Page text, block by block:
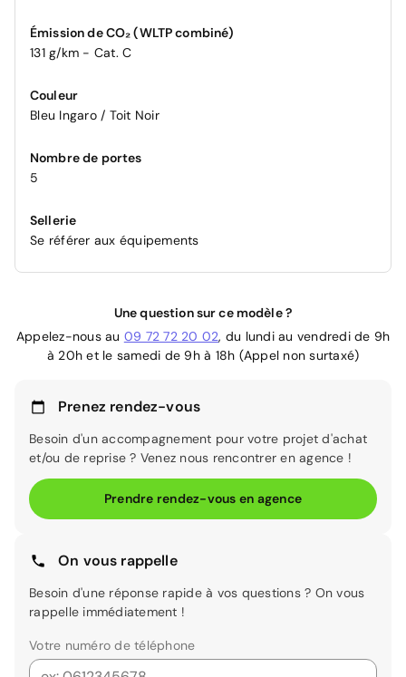
Émission de CO₂ (WLTP combiné)
131 g/km - Cat. C
Couleur
Bleu Ingaro / Toit Noir
Nombre de portes
5
Sellerie
Se référer aux équipements
Une question sur ce modèle ?
Appelez-nous au 09 72 72 20 02, du lundi au vendredi de 9h
à 20h et le samedi de 9h à 18h (Appel non surtaxé)
Prenez rendez-vous
Besoin d'un accompagnement pour votre projet d'achat
et/ou de reprise ? Venez nous rencontrer en agence !
Prendre rendez-vous en agence
On vous rappelle
Besoin d'une réponse rapide à vos questions ? On vous
rappelle immédiatement !
Votre numéro de téléphone